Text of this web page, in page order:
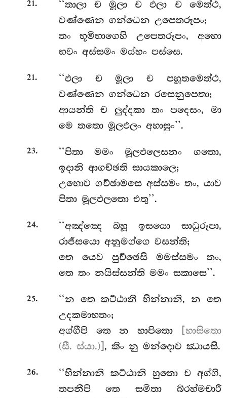
21.
‘‘තාලා ච මූලා ච ඵලා ච මෙත්ථ,
වණ්ණෙන ගන්ධෙන උපෙතරූපං;
තං භූමිභාගෙහි උපෙතරූපං, අහො
භවං අස්සමං මය්හං පස්සෙ.
21.
‘‘ඵලා ච මූලා ච පහූතමෙත්ථ,
වණ්ණෙන ගන්ධෙන රසෙනුපෙතා;
ආයන්ති ච ලුද්දකා තං පදෙසං, මා
මෙ තතො මූලඵලං අහාසුං’’.
23.
‘‘පිතා මමං මූලඵලෙසනං ගතො,
ඉදානි ආගච්ඡති සායකාලෙ;
උභොව ගච්ඡාමසෙ අස්සමං තං, යාව
පිතා මූලඵලතො එතු’’.
24. ‘‘අඤ්ඤෙබහූ ඉසයො සාධුරූපා,
රාජීසයො අනුමග්ගෙ වසන්ති;
තෙ යෙව පුච්ඡෙසි මමස්සමං තං,
තෙ තං නයිස්සන්ති මමං සකාසෙ’’.
25.
‘‘න තෙ කට්ඨානි භින්නානි, න තෙ
උදකමාභතං;
අග්ගීපි තෙ න හාපිතො
[හාසිතො
(සී. ස්යා.)] , කිං නු මන්දොව ඣායසි.
26.
‘‘භින්නානි කට්ඨානි හුතො ච අග්ගි,
තපනීපි තෙ සමිතා බ්රහ්මචාරී